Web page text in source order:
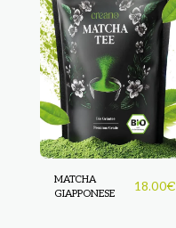
MATCHA
GIAPPONESE
18.00€